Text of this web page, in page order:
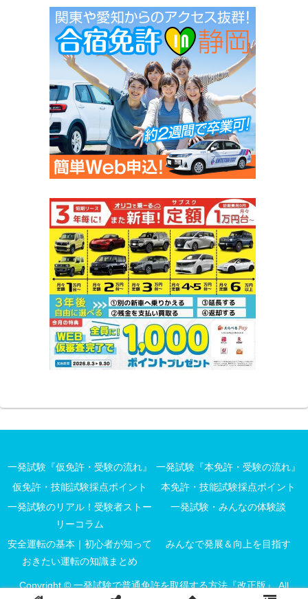
一発試験『仮免許・受験の流れ』
一発試験『本免許・受験の流れ』
仮免許・技能試験採点ポイント
本免許・技能試験採点ポイント
一発試験のリアル！受験者ストー
リーコラム
一発試験・みんなの体験談
安全運転の基本｜初心者が知って
おきたい運転の知識まとめ
みんなで発展＆向上を目指す
Copyright © 一発試験で普通免許を取得する方法『改正版』 All